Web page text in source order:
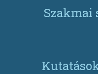
Szakmai